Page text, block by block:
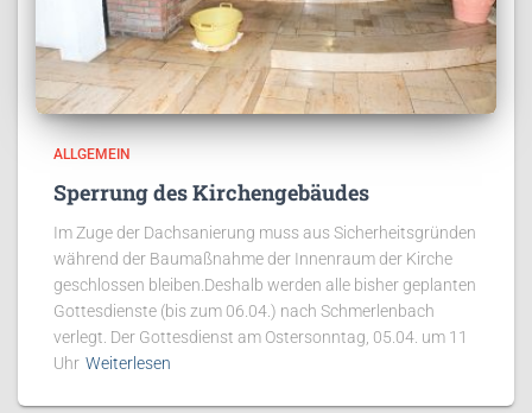
ALLGEMEIN
Sperrung des Kirchengebäudes
Im Zuge der Dachsanierung muss aus Sicherheitsgründen
während der Baumaßnahme der Innenraum der Kirche
geschlossen bleiben.Deshalb werden alle bisher geplanten
Gottesdienste (bis zum 06.04.) nach Schmerlenbach
verlegt. Der Gottesdienst am Ostersonntag, 05.04. um 11
Uhr Weiterlesen